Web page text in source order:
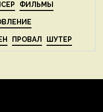
ФИЛЬМЫ
ПРОВАЛ ШУТЕР